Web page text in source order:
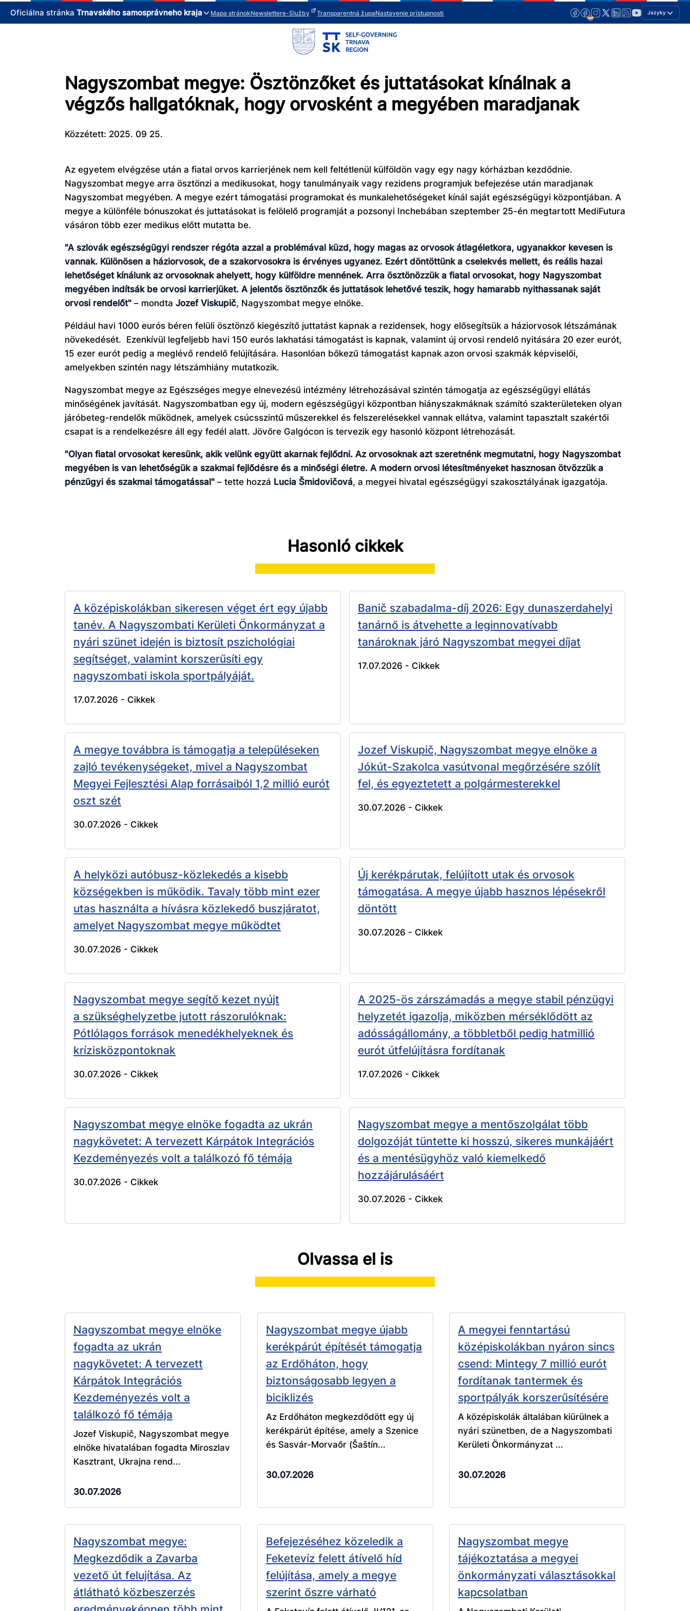
Oficiálna stránka Trnavského samosprávneho kraja Mapa stránokNewslettere-Služby Transparentná župaNastavenie prístupnosti Jazyky
Nagyszombat megye: Ösztönzőket és juttatásokat kínálnak a
végzős hallgatóknak, hogy orvosként a megyében maradjanak
Közzétett: 2025. 09 25.
Az egyetem elvégzése után a fiatal orvos karrierjének nem kell feltétlenül külföldön vagy egy nagy kórházban kezdődnie.
Nagyszombat megye arra ösztönzi a medikusokat, hogy tanulmányaik vagy rezidens programjuk befejezése után maradjanak
Nagyszombat megyében. A megye ezért támogatási programokat és munkalehetőségeket kínál saját egészségügyi központjában. A
megye a különféle bónuszokat és juttatásokat is felölelő programját a pozsonyi Inchebában szeptember 25-én megtartott MediFutura
vásáron több ezer medikus előtt mutatta be.
"A szlovák egészségügyi rendszer régóta azzal a problémával küzd, hogy magas az orvosok átlagéletkora, ugyanakkor kevesen is
vannak. Különösen a háziorvosok, de a szakorvosokra is érvényes ugyanez. Ezért döntöttünk a cselekvés mellett, és reális hazai
lehetőséget kínálunk az orvosoknak ahelyett, hogy külföldre mennének. Arra ösztönözzük a fiatal orvosokat, hogy Nagyszombat
megyében indítsák be orvosi karrierjüket. A jelentős ösztönzők és juttatások lehetővé teszik, hogy hamarabb nyithassanak saját
orvosi rendelőt" – mondta Jozef Viskupič, Nagyszombat megye elnöke.
Például havi 1000 eurós béren felüli ösztönző kiegészítő juttatást kapnak a rezidensek, hogy elősegítsük a háziorvosok létszámának
növekedését. Ezenkívül legfeljebb havi 150 eurós lakhatási támogatást is kapnak, valamint új orvosi rendelő nyitására 20 ezer eurót,
15 ezer eurót pedig a meglévő rendelő felújítására. Hasonlóan bőkezű támogatást kapnak azon orvosi szakmák képviselői,
amelyekben szintén nagy létszámhiány mutatkozik.
Nagyszombat megye az Egészséges megye elnevezésű intézmény létrehozásával szintén támogatja az egészségügyi ellátás
minőségének javítását. Nagyszombatban egy új, modern egészségügyi központban hiányszakmáknak számító szakterületeken olyan
járóbeteg-rendelők működnek, amelyek csúcsszintű műszerekkel és felszerelésekkel vannak ellátva, valamint tapasztalt szakértői
csapat is a rendelkezésre áll egy fedél alatt. Jövőre Galgócon is tervezik egy hasonló központ létrehozását.
"Olyan fiatal orvosokat keresünk, akik velünk együtt akarnak fejlődni. Az orvosoknak azt szeretnénk megmutatni, hogy Nagyszombat
megyében is van lehetőségük a szakmai fejlődésre és a minőségi életre. A modern orvosi létesítményeket hasznosan ötvözzük a
pénzügyi és szakmai támogatással" – tette hozzá Lucia Šmidovičová, a megyei hivatal egészségügyi szakosztályának igazgatója.
Hasonló cikkek
A középiskolákban sikeresen véget ért egy újabb
tanév. A Nagyszombati Kerületi Önkormányzat a
nyári szünet idején is biztosít pszichológiai
segítséget, valamint korszerűsíti egy
nagyszombati iskola sportpályáját.
17.07.2026 - Cikkek
Banič szabadalma-díj 2026: Egy dunaszerdahelyi
tanárnő is átvehette a leginnovatívabb
tanároknak járó Nagyszombat megyei díjat
17.07.2026 - Cikkek
A megye továbbra is támogatja a településeken
zajló tevékenységeket, mivel a Nagyszombat
Megyei Fejlesztési Alap forrásaiból 1,2 millió eurót
oszt szét
30.07.2026 - Cikkek
Jozef Viskupič, Nagyszombat megye elnöke a
Jókút-Szakolca vasútvonal megőrzésére szólít
fel, és egyeztetett a polgármesterekkel
30.07.2026 - Cikkek
A helyközi autóbusz-közlekedés a kisebb
községekben is működik. Tavaly több mint ezer
utas használta a hívásra közlekedő buszjáratot,
amelyet Nagyszombat megye működtet
30.07.2026 - Cikkek
Új kerékpárutak, felújított utak és orvosok
támogatása. A megye újabb hasznos lépésekről
döntött
30.07.2026 - Cikkek
Nagyszombat megye segítő kezet nyújt
a szükséghelyzetbe jutott rászorulóknak:
Pótlólagos források menedékhelyeknek és
krízisközpontoknak
30.07.2026 - Cikkek
A 2025-ös zárszámadás a megye stabil pénzügyi
helyzetét igazolja, miközben mérséklődött az
adósságállomány, a többletből pedig hatmillió
eurót útfelújításra fordítanak
17.07.2026 - Cikkek
Nagyszombat megye elnöke fogadta az ukrán
nagykövetet: A tervezett Kárpátok Integrációs
Kezdeményezés volt a találkozó fő témája
30.07.2026 - Cikkek
Nagyszombat megye a mentőszolgálat több
dolgozóját tüntette ki hosszú, sikeres munkájáért
és a mentésügyhöz való kiemelkedő
hozzájárulásáért
30.07.2026 - Cikkek
Olvassa el is
Nagyszombat megye elnöke
fogadta az ukrán
nagykövetet: A tervezett
Kárpátok Integrációs
Kezdeményezés volt a
találkozó fő témája
Jozef Viskupič, Nagyszombat megye
elnöke hivatalában fogadta Miroszlav
Kasztrant, Ukrajna rend...
30.07.2026
Nagyszombat megye újabb
kerékpárút építését támogatja
az Erdőháton, hogy
biztonságosabb legyen a
biciklizés
Az Erdőháton megkezdődött egy új
kerékpárút építése, amely a Szenice
és Sasvár-Morvaőr (Šaštín...
30.07.2026
A megyei fenntartású
középiskolákban nyáron sincs
csend: Mintegy 7 millió eurót
fordítanak tantermek és
sportpályák korszerűsítésére
A középiskolák általában kiürülnek a
nyári szünetben, de a Nagyszombati
Kerületi Önkormányzat ...
30.07.2026
Nagyszombat megye:
Megkezdődik a Zavarba
vezető út felujítása. Az
átlátható közbeszerzés
Befejezéséhez közeledik a
Feketevíz felett átívelő híd
felújítása, amely a megye
szerint őszre várható
Nagyszombat megye
tájékoztatása a megyei
önkormányzati választásokkal
kapcsolatban